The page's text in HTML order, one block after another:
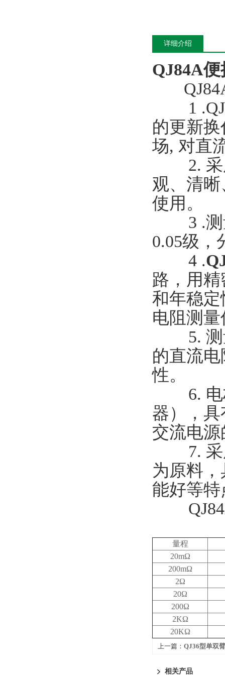
详细介绍
QJ84A
1
的更新
场, 对直
2. 采用
观、清
使用。
3 .测量
0.05级，
4 .
路，用
和年稳
电阻测
5. 测量
的直流
性。
6. 电桥
器），
交流电
7. 采用
为原料
能好等
量程
20mΩ
200mΩ
2Ω
20Ω
200Ω
2KΩ
20KΩ
上一篇： QJ36型单双
相关产品